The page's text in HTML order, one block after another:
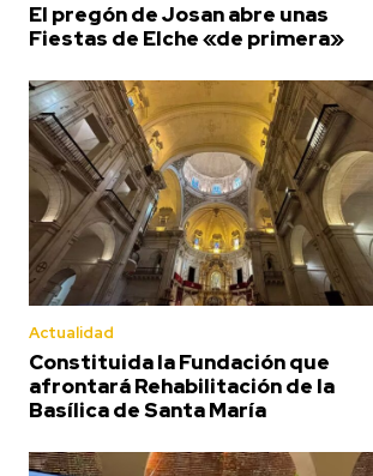
El pregón de Josan abre unas
Fiestas de Elche «de primera»
Actualidad
Constituida la Fundación que
afrontará Rehabilitación de la
Basílica de Santa María